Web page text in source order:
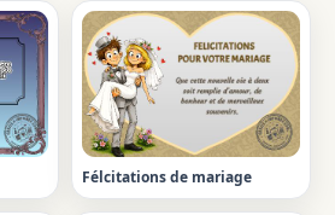
Félcitations de mariage